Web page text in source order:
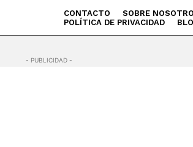
CONTACTO SOBRE
POLÍTICA DE PRIVACIDAD
- PUBLICIDAD -